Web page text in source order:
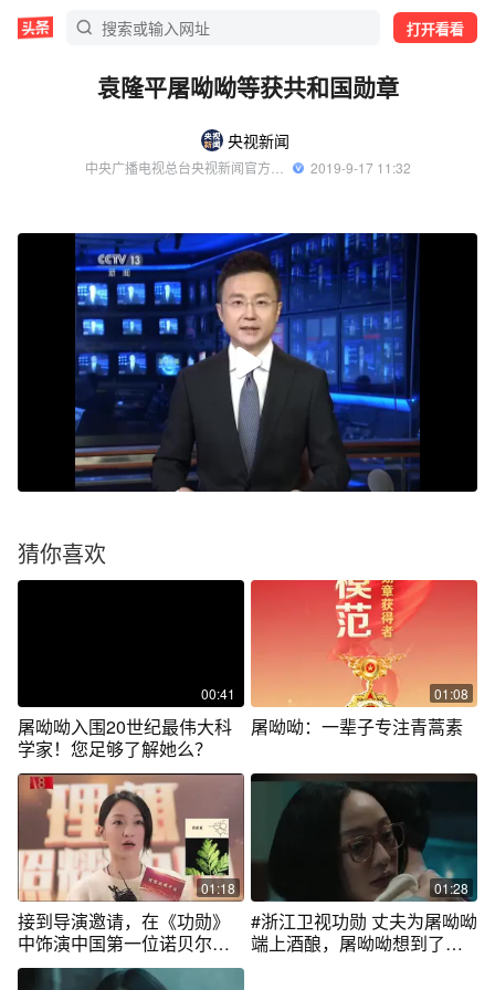
打开看看
袁隆平屠呦呦等获共和国勋章
央视新闻
  2019-9-17 11:32
猜你喜欢
00:41
屠呦呦入围20世纪最伟大科
学家！您足够了解她么？
01:08
屠呦呦：一辈子专注青蒿素
01:18
接到导演邀请，在《功勋》
中饰演中国第一位诺贝尔生
理学或医学奖获得者屠呦
01:28
#浙江卫视功勋 丈夫为屠呦呦
端上酒酿，屠呦呦想到了提